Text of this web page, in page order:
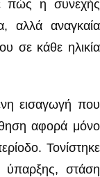
πώς η συνεχής
αλλά αναγκαία
σε κάθε ηλικία
εισαγωγή που
αφορά μόνο
Τονίστηκε
ύπαρξης, στάση